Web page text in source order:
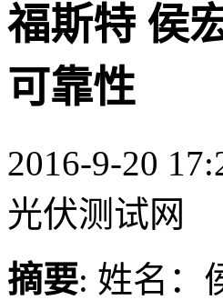
福斯特 侯
可靠性
2016-9-20
光伏测试网
摘要: 姓名：